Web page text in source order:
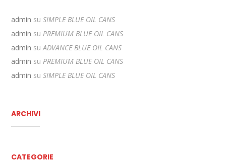
admin suSIMPLE BLUE OIL CANS
admin suPREMIUM BLUE OIL CANS
admin suADVANCE BLUE OIL CANS
admin suPREMIUM BLUE OIL CANS
admin suSIMPLE BLUE OIL CANS
ARCHIVI
CATEGORIE